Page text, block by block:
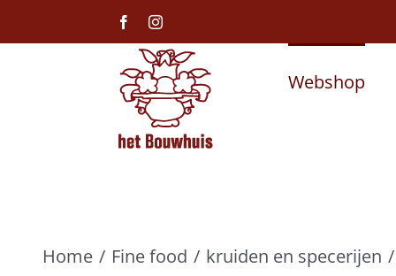
naar
FacebookInstagram
Webshop
Home Fine food kruiden en specerijen